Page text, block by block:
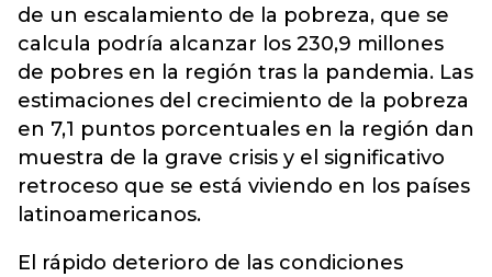
de un escalamiento de la pobreza, que se
calcula podría alcanzar los 230,9 millones
de pobres en la región tras la pandemia. Las
estimaciones del crecimiento de la pobreza
en 7,1 puntos porcentuales en la región dan
muestra de la grave crisis y el significativo
retroceso que se está viviendo en los países
latinoamericanos.
El rápido deterioro de las condiciones